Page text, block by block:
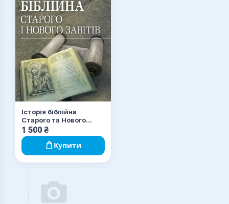
Історія біблійна
Старого та Нового
завітів. навч.-методич.
посібник з конфесійно-
практичного
релігієзнавства для
студентів
філософського
факультету
1 500 ₴
Купити